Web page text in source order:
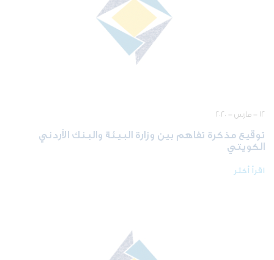
١٢ - مارس - ٢٠٢٠
توقيع مذكرة تفاهم بين وزارة البيئة والبنك الأردني
الكويتي
اقرأ أكثر